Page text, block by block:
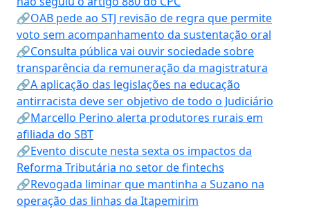
🔗OAB pede ao STJ revisão de regra que permite
voto sem acompanhamento da sustentação oral
🔗Consulta pública vai ouvir sociedade sobre
transparência da remuneração da magistratura
🔗A aplicação das legislações na educação
antirracista deve ser objetivo de todo o Judiciário
🔗Marcello Perino alerta produtores rurais em
afiliada do SBT
🔗Evento discute nesta sexta os impactos da
Reforma Tributária no setor de fintechs
🔗Revogada liminar que mantinha a Suzano na
operação das linhas da Itapemirim